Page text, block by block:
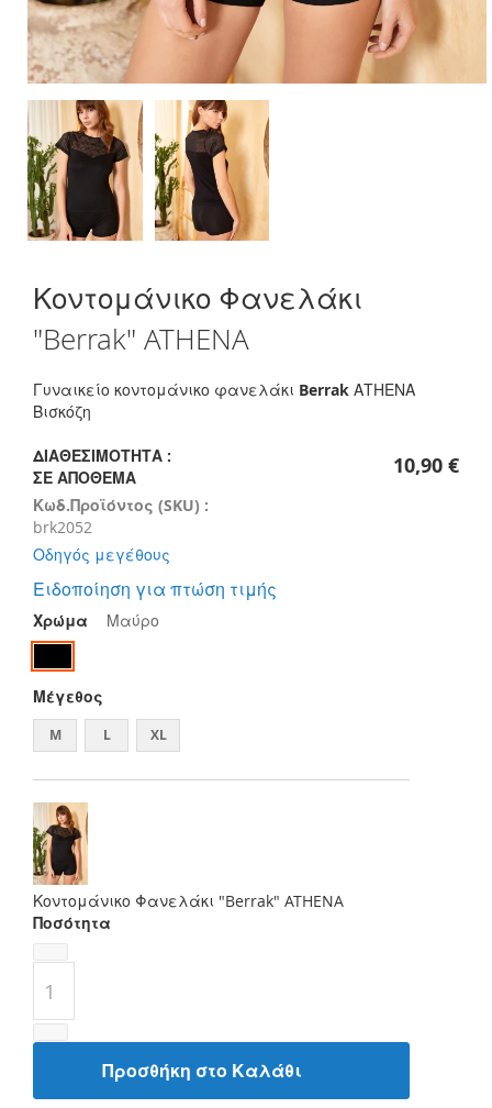
to
beginning
the
images
Κοντομάνικο Φανελάκι
"Berrak" ATHENA
Γυναικείο κοντομάνικο φανελάκι Berrak ΑΤΗΕΝΑ
Βισκόζη
ΔΙΑΘΕΣΙΜΌΤΗΤΑ :
ΣΕ ΑΠΌΘΕΜΑ
Κωδ.Προϊόντος (SKU) :
brk2052
Οδηγός μεγέθους
10,90 €
Ειδοποίηση για πτώση τιμής
Χρώμα Μαύρο
Μέγεθος
M L XL
Κοντομάνικο Φανελάκι "Berrak" ATHENA
Ποσότητα
Προσθήκη στο Καλάθι